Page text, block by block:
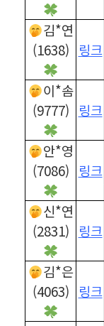
김*연
(1638) 링크
이*솜
(9777) 링크
안*영
(7086) 링크
신*연
(2831) 링크
김*은
(4063) 링크